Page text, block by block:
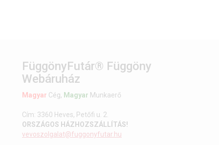
FüggönyFutár® Függöny
Webáruház
Magyar Cég, Magyar Munkaerő
Cím: 3360 Heves, Petőfi u. 2.
ORSZÁGOS HÁZHOZSZÁLLÍTÁS!
vevoszolgalat@fuggonyfutar.hu